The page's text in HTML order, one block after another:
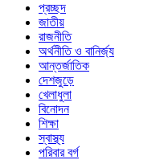
প্রচ্ছদ
জাতীয়
রাজনীতি
অর্থনীতি ও বানির্জ্য
আন্তর্জাতিক
দেশজুড়ে
খেলাধুলা
বিনোদন
শিক্ষা
স্বাস্থ্য
পরিবার বর্গ